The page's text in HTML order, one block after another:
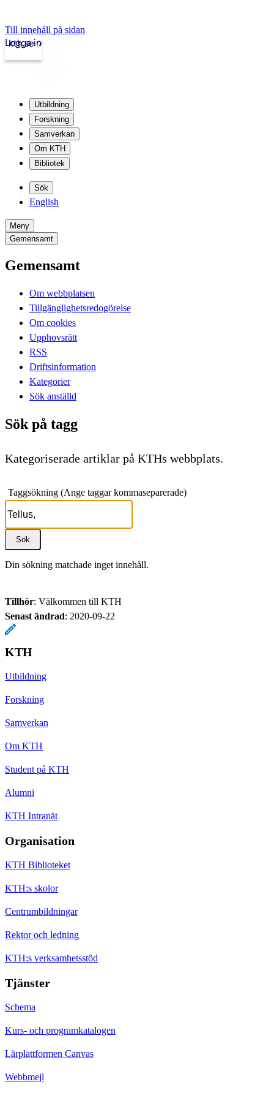
Till innehåll på sidan
kth.se
Logga in
Utbildning
Forskning
Samverkan
Om KTH
Bibliotek
Sök
English
Meny
Gemensamt
Gemensamt
Om webbplatsen
Tillgänglighetsredogörelse
Om cookies
Upphovsrätt
RSS
Driftsinformation
Kategorier
Sök anställd
Sök på tagg
Kategoriserade artiklar på KTHs webbplats.
Taggsökning (Ange taggar kommaseparerade)
Din sökning matchade inget innehåll.
Tillhör: Välkommen till KTH
Senast ändrad: 2020-09-22
KTH
Utbildning
Forskning
Samverkan
Om KTH
Student på KTH
Alumni
KTH Intranät
Organisation
KTH Biblioteket
KTH:s skolor
Centrumbildningar
Rektor och ledning
KTH:s verksamhetsstöd
Tjänster
Schema
Kurs- och programkatalogen
Lärplattformen Canvas
Webbmejl